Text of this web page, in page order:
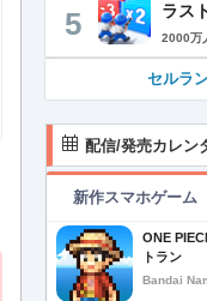
5 ラス
セルラ
配信/発売カレン
新作スマホゲーム
ONE
トラン
Bandai